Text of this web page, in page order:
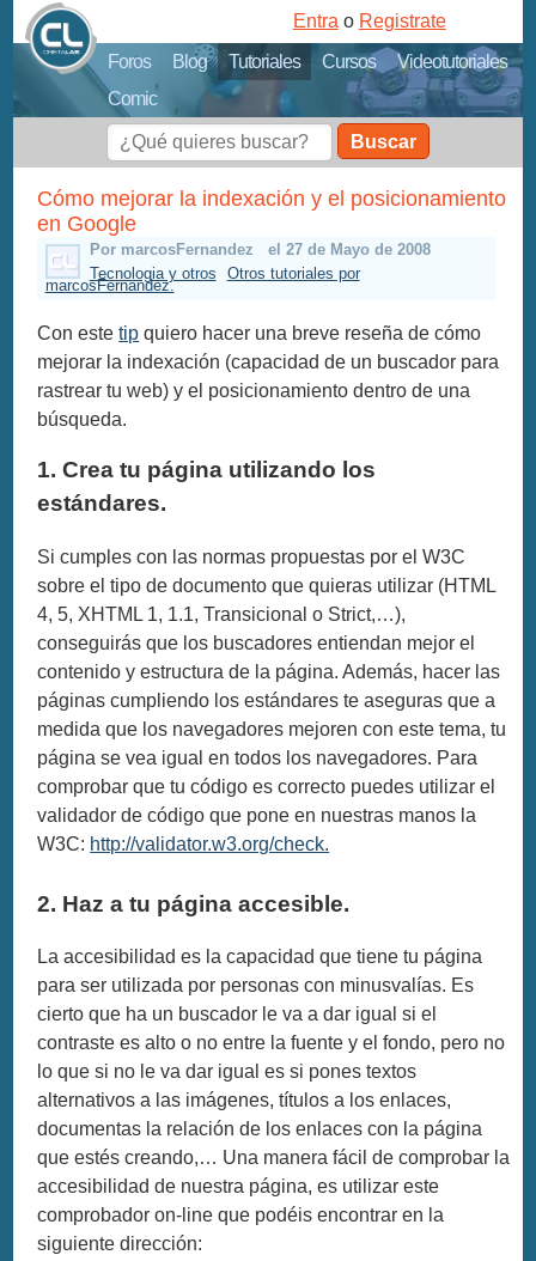
Foros Blog Tutoriales Cursos
Videotutoriales
Comic
Entra o Registrate
Buscar
Cómo mejorar la indexación y el posicionamiento
en Google
Por marcosFernandez
el 27 de Mayo de 2008
Tecnologia y otros
Otros tutoriales por
marcosFernandez.
Con estetip quiero hacer una breve reseña de cómo
mejorar la indexación (capacidad de un buscador para
rastrear tu web) y el posicionamiento dentro de una
búsqueda.
1. Crea tu página utilizando los
estándares.
Si cumples con las normas propuestas por el W3C
sobre el tipo de documento que quieras utilizar (HTML
4, 5, XHTML 1, 1.1, Transicional o Strict,…),
conseguirás que los buscadores entiendan mejor el
contenido y estructura de la página. Además, hacer las
páginas cumpliendo los estándares te aseguras que a
medida que los navegadores mejoren con este tema, tu
página se vea igual en todos los navegadores. Para
comprobar que tu código es correcto puedes utilizar el
validador de código que pone en nuestras manos la
W3C: http://validator.w3.org/check.
2. Haz a tu página accesible.
La accesibilidad es la capacidad que tiene tu página
para ser utilizada por personas con minusvalías. Es
cierto que ha un buscador le va a dar igual si el
contraste es alto o no entre la fuente y el fondo, pero no
lo que si no le va dar igual es si pones textos
alternativos a las imágenes, títulos a los enlaces,
documentas la relación de los enlaces con la página
que estés creando,… Una manera fácil de comprobar la
accesibilidad de nuestra página, es utilizar este
comprobador on-line que podéis encontrar en la
siguiente dirección: